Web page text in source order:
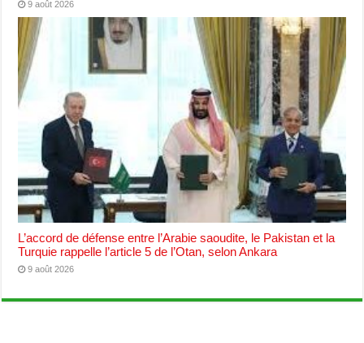
9 août 2026
L’accord de défense entre l’Arabie saoudite, le Pakistan et la
Turquie rappelle l’article 5 de l’Otan, selon Ankara
9 août 2026